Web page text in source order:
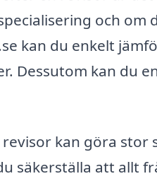
och om
kan du enkelt
Dessutom kan du
kan göra stor
säkerställa att allt